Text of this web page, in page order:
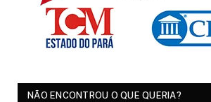
NÃO ENCONTROU O QUE QUERIA?